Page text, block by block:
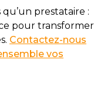
prestataire :
pour transformer
Contactez-nous
vos